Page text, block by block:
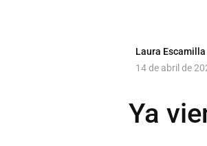
Laura Escamilla
14 de abril de
Ya